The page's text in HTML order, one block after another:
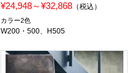
¥24,948～¥32,868 （税込）
カラー2色
W200・500、H505